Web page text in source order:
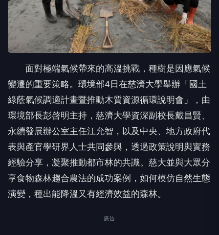
面對極端氣候帶來的高溫挑戰，種樹是因應氣候
變遷的重要策略。環境部4日在慈濟大學舉辦「國土
綠蔭氣候調適計畫暨推動木質資源循環說明會」，由
環境部長彭啓明主持，慈濟大學資深副校長戴昌賢、
永續發展辦公室主任江允智，以及中央、地方政府代
表與產官學研界人士共同參與，透過政策說明與實務
經驗分享，凝聚推動都市林的共識。慈大並與大眾分
享食物森林趨合農法的成功案例，如何模仿自然生態
演變，種出能降溫又有經濟效益的森林。
廣告